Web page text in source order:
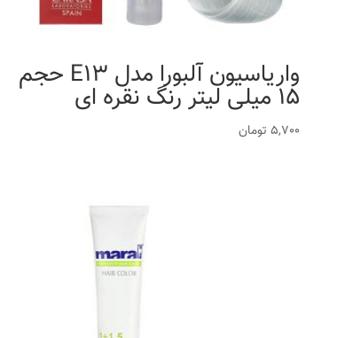
واریاسیون آلبورا مدل E13 حجم
15 میلی لیتر رنگ نقره ای
5,700 تومان